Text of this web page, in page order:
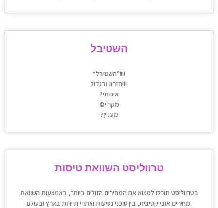
השטיבל
“השטיבל”!!!!
חזרנו ובגדול!!!!
?איכותי
©מקורי
?מעניין
טרווליסט השוואת טיסות
בטרווליסט תוכלו למצוא את המחירים הזולים ביותר, באמצעות השוואת
מחירים אובייקטיבית, בין סוכני נסיעות ואתרי תיירות בארץ ובעולם.